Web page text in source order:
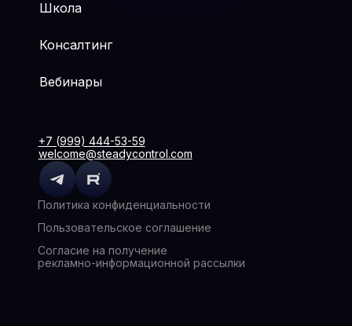
+7 (999) 444-53-59
welcome@steadycontrol.com
Согласие на получение
рекламно-информационной рассылки
Пользовательское соглашение
Политика конфиденциальности
Школа
Консалтинг
Вебинары